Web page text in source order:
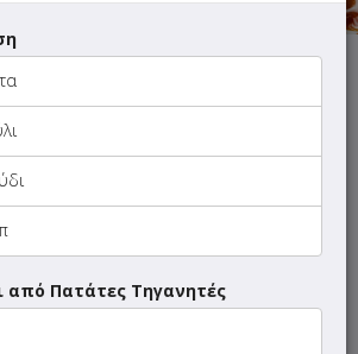
κατάστημα δεν εξυπηρετεί παραγγελίες.
από Πατάτες Τηγανητές